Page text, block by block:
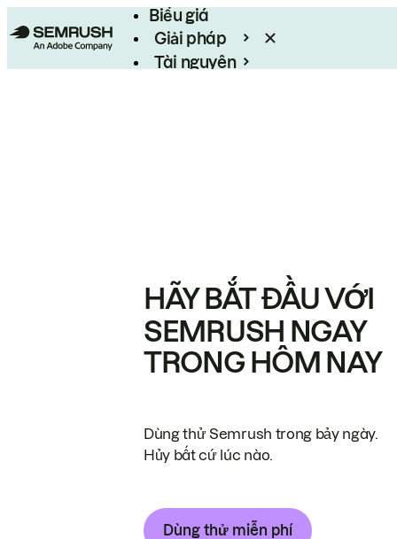
Biểu giá
Giải pháp
Tài nguyên
HÃY BẮT ĐẦU VỚI
SEMRUSH NGAY
TRONG HÔM NAY
Dùng thử Semrush trong bảy ngày.
Hủy bất cứ lúc nào.
Dùng thử miễn phí